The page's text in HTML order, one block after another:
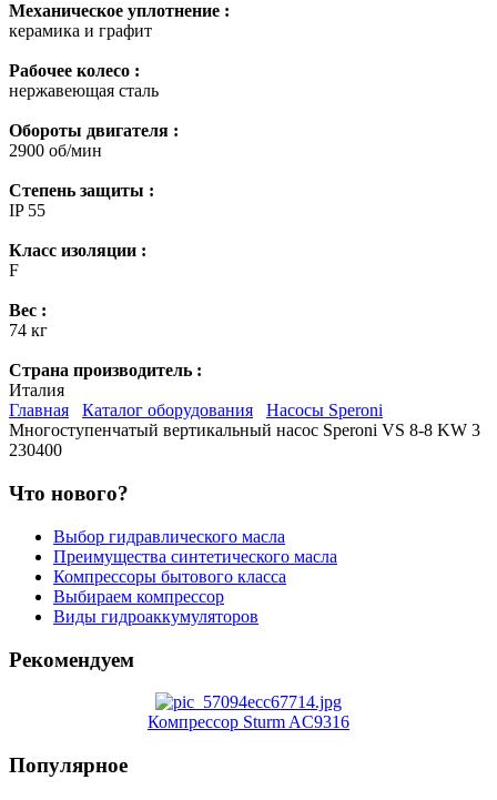
Механическое уплотнение :
керамика и графит
Рабочее колесо :
нержавеющая сталь
Обороты двигателя :
2900 об/мин
Степень защиты :
IP 55
Класс изоляции :
F
Вес :
74 кг
Страна производитель :
Италия
Главная
Каталог оборудования
Насосы Speroni
Многоступенчатый вертикальный насос Speroni VS 8-8 KW 3
230400
Что нового?
Выбор гидравлического масла
Преимущества синтетического масла
Компрессоры бытового класса
Выбираем компрессор
Виды гидроаккумуляторов
Рекомендуем
Компрессор Sturm AC9316
Популярное